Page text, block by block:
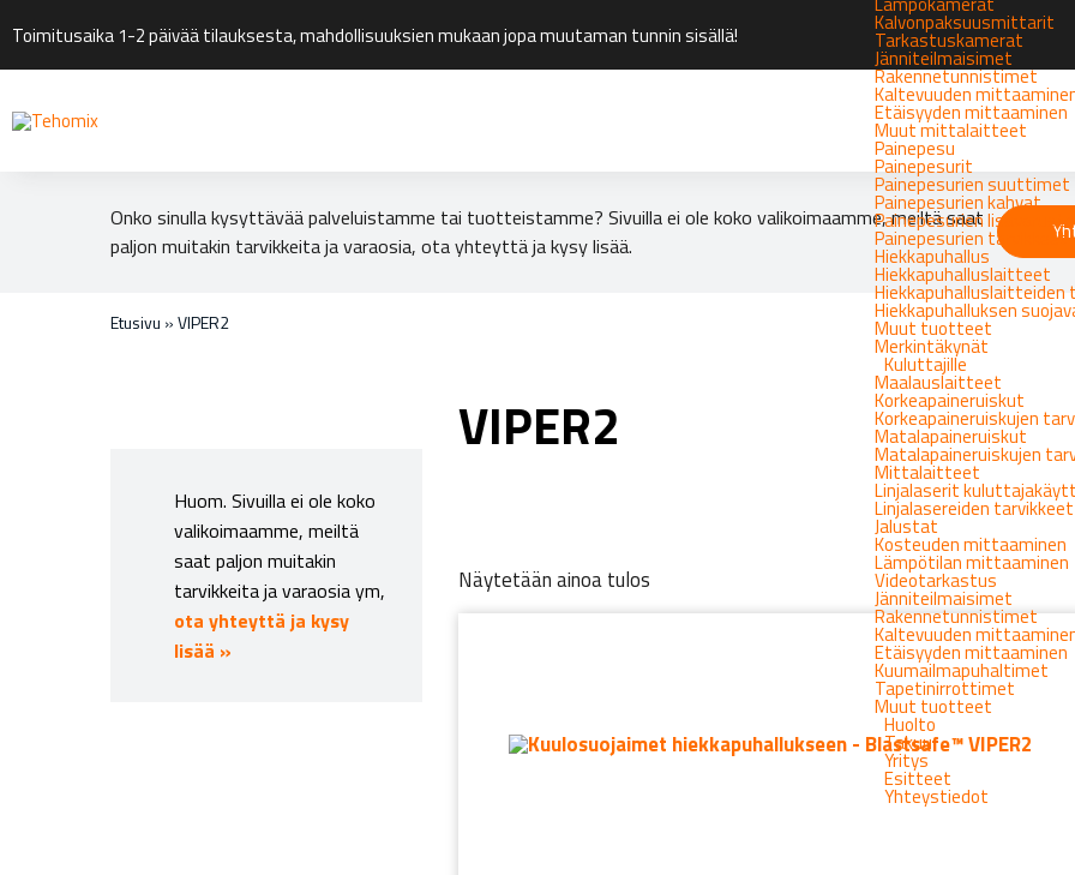
Toimitusaika 1-2 päivää tilauksesta, mahdollisuuksien mukaan jopa muutaman tunnin sisällä! Kalvonpaksuusmittarit
Tarkastuskamerat
Jänniteilmaisimet
Rakennetunnistimet
Kaltevuuden
Etäisyyden mittaaminen
Muut mittalaitteet
Painepesu
Painepesurit
Painepesurien suuttimet
Painepesurien kahvat
Painepesurien
Painepesurien tarvikkeet
Hiekkapuhallus
Hiekkapuhalluslaitteet
Hiekkapuhalluslaitteiden
Hiekkapuhalluksen
Muut tuotteet
Merkintäkynät
Kuluttajille
Maalauslaitteet
Korkeapaineruiskut
Korkeapaineruiskujen
Matalapaineruiskut
Matalapaineruiskujen
Mittalaitteet
Linjalaserit
Linjalasereiden tarvikkeet
Jalustat
Kosteuden mittaaminen
Lämpötilan mittaaminen
Videotarkastus
Jänniteilmaisimet
Rakennetunnistimet
Kaltevuuden
Etäisyyden mittaaminen
Kuumailmapuhaltimet
Tapetinirrottimet
Muut tuotteet
Huolto
Takuu
Yritys
Esitteet
Yhteystiedot
Onko sinulla kysyttävää palveluistamme tai tuotteistamme? Sivuilla ei ole koko valikoimaamme, meiltä saat
paljon muitakin tarvikkeita ja varaosia, ota yhteyttä ja kysy lisää.
Etusivu »VIPER2
Huom. Sivuilla ei ole koko
valikoimaamme, meiltä
saat paljon muitakin
tarvikkeita ja varaosia ym,
ota yhteyttä ja kysy
lisää »
VIPER2
Näytetään ainoa tulos